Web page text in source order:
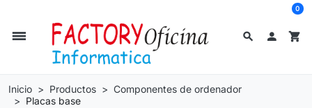
search
dehaze  shopping_cart
0
Inicio Productos
Componentes de ordenador
Placas base